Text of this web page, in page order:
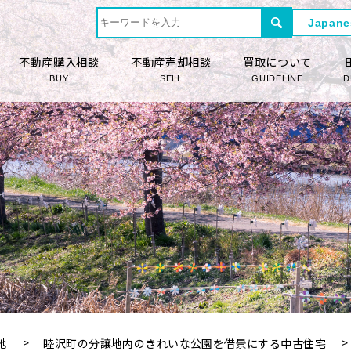
不動産購入相談
BUY
不動産売却相談
SELL
買取について
GUIDELINE
睦沢町の分譲地内のきれいな公園を借景にする中古住宅